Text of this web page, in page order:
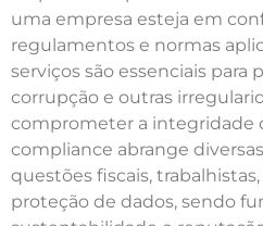
uma empresa esteja em
regulamentos e normas
serviços são essenciais para
corrupção e outras
comprometer a integridade
compliance abrange
questões fiscais,
proteção de dados, sendo